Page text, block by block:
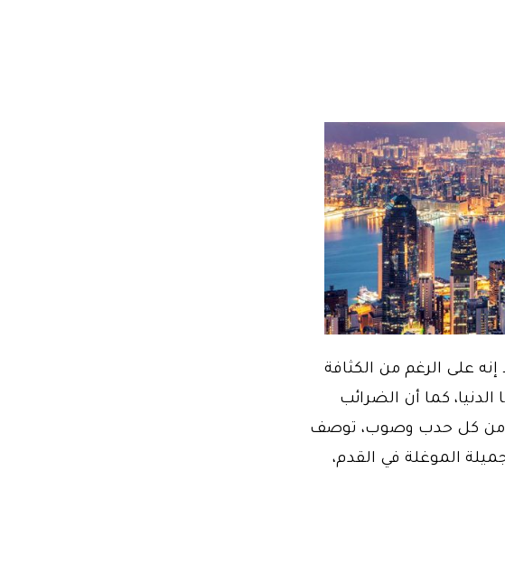
إنه على الرغم من الكثافة
كما أن الضرائب
من كل حدب وصوب، توصف
الموغلة في القدم،